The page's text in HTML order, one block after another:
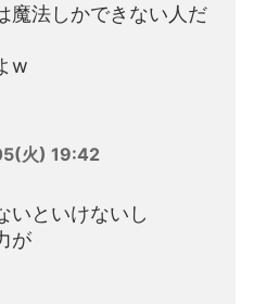
魔法しかできない人だ
w
火) 19:42
いといけないし
が